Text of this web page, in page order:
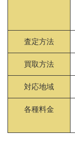
査定方法
買取方法
対応地域
各種料金